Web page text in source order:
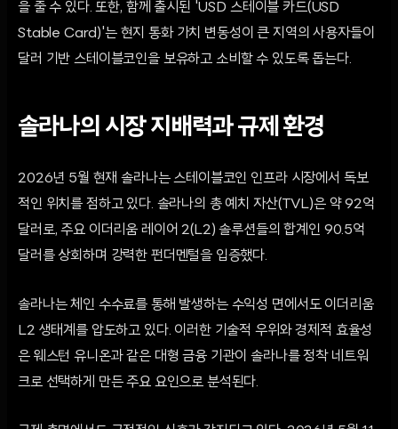
을 줄 수 있다. 또한, 함께 출시된 'USD 스테이블 카드(USD
Stable Card)'는 현지 통화 가치 변동성이 큰 지역의 사용자들이
달러 기반 스테이블코인을 보유하고 소비할 수 있도록 돕는다.
솔라나의 시장 지배력과 규제 환경
2026년 5월 현재 솔라나는 스테이블코인 인프라 시장에서 독보
적인 위치를 점하고 있다. 솔라나의 총 예치 자산(TVL)은 약 92억
달러로, 주요 이더리움 레이어 2(L2) 솔루션들의 합계인 90.5억
달러를 상회하며 강력한 펀더멘털을 입증했다.
솔라나는 체인 수수료를 통해 발생하는 수익성 면에서도 이더리움
L2 생태계를 압도하고 있다. 이러한 기술적 우위와 경제적 효율성
은 웨스턴 유니온과 같은 대형 금융 기관이 솔라나를 정착 네트워
크로 선택하게 만든 주요 요인으로 분석된다.